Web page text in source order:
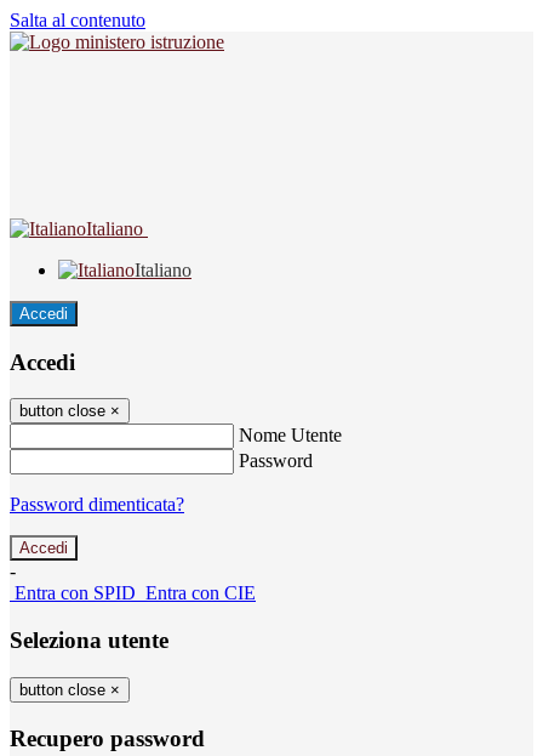
Salta al contenuto
Italiano
Italiano
Accedi
Accedi
button close ×
Nome Utente
Password
Password dimenticata?
-
Entra con SPID Entra con CIE
Seleziona utente
button close ×
Recupero password